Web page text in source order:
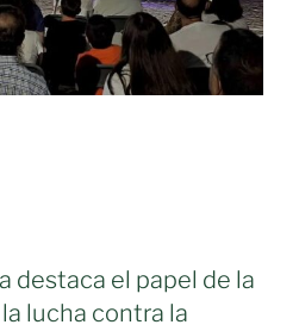
destaca el papel de la
lucha contra la